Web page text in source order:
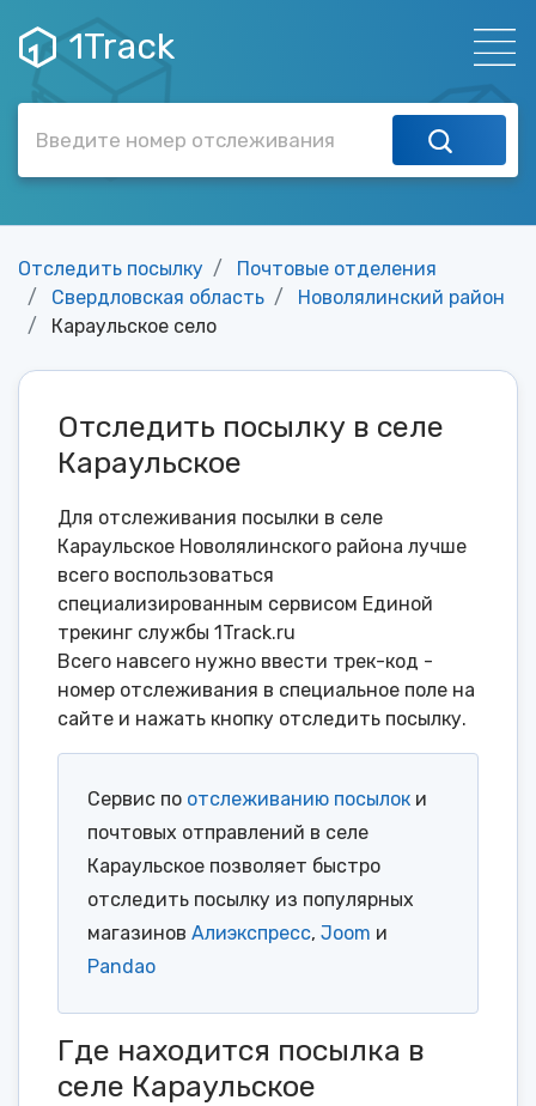
1Track
Отследить посылку
Почтовые отделения
Свердловская область
Новолялинский район
Караульское село
Отследить посылку в селе
Караульское
Для отслеживания посылки в селе
Караульское Новолялинского района лучше
всего воспользоваться
специализированным сервисом Единой
трекинг службы 1Track.ru
Всего навсего нужно ввести трек-код -
номер отслеживания в специальное поле на
сайте и нажать кнопку отследить посылку.
Сервис по отслеживанию посылок и
почтовых отправлений в селе
Караульское позволяет быстро
отследить посылку из популярных
магазинов Алиэкспресс, Joom и
Pandao
Где находится посылка в
селе Караульское